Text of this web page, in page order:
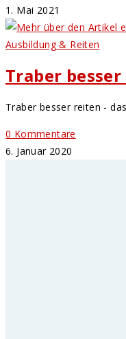
1. Mai 2021
Ausbildung & Reiten
Traber
Traber besser reiten -
0 Kommentare
6. Januar 2020